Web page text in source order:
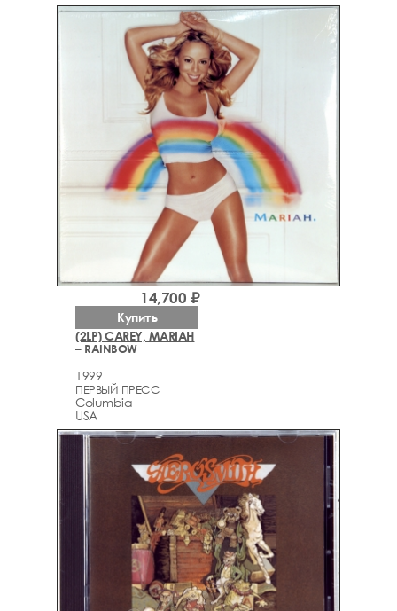
(2LP) CAREY, MARIAH
– RAINBOW
1999
ПЕРВЫЙ ПРЕСС
Columbia
USA
14,700 ₽
Купить